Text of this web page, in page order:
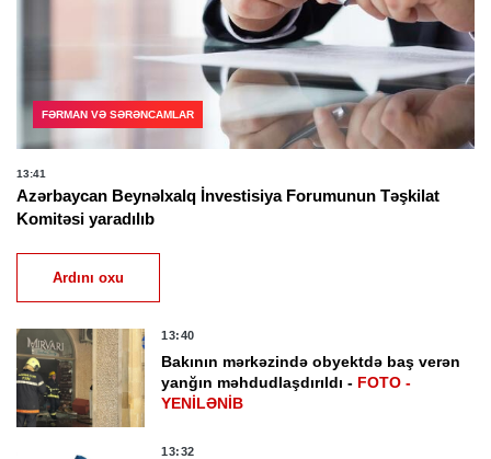
FƏRMAN VƏ SƏRƏNCAMLAR
13:41
Azərbaycan Beynəlxalq İnvestisiya Forumunun Təşkilat
Komitəsi yaradılıb
Ardını oxu
13:40
Bakının mərkəzində obyektdə baş verən
yanğın məhdudlaşdırıldı - FOTO -
YENİLƏNİB
13:32